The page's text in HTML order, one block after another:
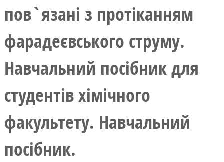
пов`язані з протіканням
фарадеєвського струму.
Навчальний посібник для
студентів хімічного
факультету. Навчальний
посібник.